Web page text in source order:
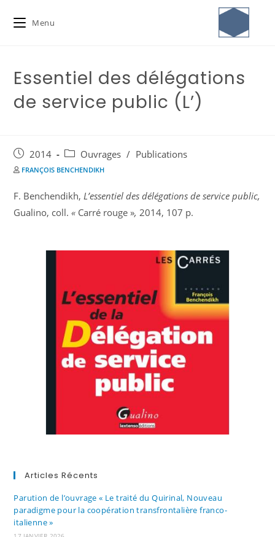
Menu
Essentiel des délégations
de service public (L’)
2014 Ouvrages / Publications
FRANÇOIS BENCHENDIKH
F. Benchendikh,L’essentiel des délégations de service public,
Gualino, coll.« Carré rouge »,2014, 107 p.
Articles Récents
Parution de l’ouvrage « Le traité du Quirinal, Nouveau
paradigme pour la coopération transfrontalière franco-
italienne »